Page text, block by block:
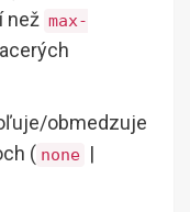
než max-
obmedzuje
( none |